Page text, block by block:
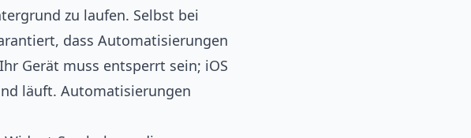
zu laufen. Selbst bei
dass Automatisierungen
Gerät muss entsperrt sein; iOS
läuft. Automatisierungen